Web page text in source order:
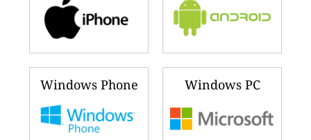
Windows Phone Windows PC